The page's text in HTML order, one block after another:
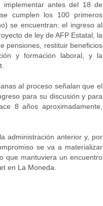
implementar antes del 18 de
cumplen los 100 primeros
se encuentran: el ingreso al
de ley de AFP Estatal, la
pensiones, restituir beneficios
y formación laboral, y la
al proceso señalan que el
para su discusión y para
8 años aproximadamente,
administración anterior y, por
se va a materializar
que mantuviera un encuentro
en La Moneda.